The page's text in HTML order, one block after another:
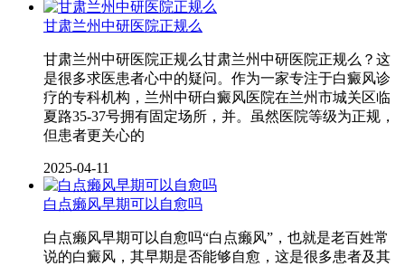
甘肃兰州中研医院正规么
甘肃兰州中研医院正规么甘肃兰州中研医院正规么？这
是很多求医患者心中的疑问。作为一家专注于白癜风诊
疗的专科机构，兰州中研白癜风医院在兰州市城关区临
夏路35-37号拥有固定场所，并。虽然医院等级为正规，
但患者更关心的
2025-04-11
白点癞风早期可以自愈吗
白点癞风早期可以自愈吗“白点癞风”，也就是老百姓常
说的白癜风，其早期是否能够自愈，这是很多患者及其